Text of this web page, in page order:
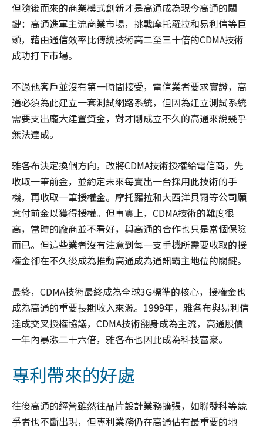
但隨後而來的商業模式創新才是高通成為現今高通的關
鍵：高通進軍主流商業市場，挑戰摩托羅拉和易利信等巨
頭，藉由通信效率比傳統技術高二至三十倍的CDMA技術
成功打下市場。
不過他客戶並沒有第一時間接受，電信業者要求實證，高
通必須為此建立一套測試網路系統，但因為建立測試系統
需要支出龐大建置資金，對才剛成立不久的高通來說幾乎
無法達成。
雅各布決定換個方向，改將CDMA技術授權給電信商，先
收取一筆前金，並約定未來每賣出一台採用此技術的手
機，再收取一筆授權金。摩托羅拉和大西洋貝爾等公司願
意付前金以獲得授權。但事實上，CDMA技術的難度很
高，當時的廠商並不看好，與高通的合作也只是當個保險
而已。但這些業者沒有注意到每一支手機所需要收取的授
權金卻在不久後成為推動高通成為通訊霸主地位的關鍵。
最終，CDMA技術最終成為全球3G標準的核心，授權金也
成為高通的重要長期收入來源。1999年，雅各布與易利信
達成交叉授權協議，CDMA技術翻身成為主流，高通股價
一年內暴漲二十六倍，雅各布也因此成為科技富豪。
專利帶來的好處
往後高通的經營雖然往晶片設計業務擴張，如聯發科等競
爭者也不斷出現，但專利業務仍在高通佔有最重要的地